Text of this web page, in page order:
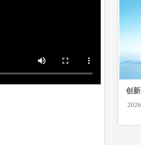
创
荣